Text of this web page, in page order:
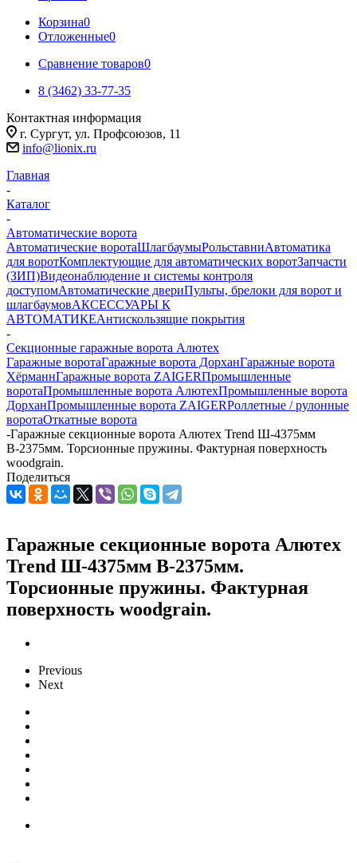
Корзина0
Отложенные0
Сравнение товаров0
8 (3462) 33-77-35
Контактная информация
г. Сургут, ул. Профсоюзов, 11
info@lionix.ru
Главная
-
Каталог
-
Автоматические ворота
Автоматические воротаШлагбаумыРольставниАвтоматика
для воротКомплектующие для автоматических воротЗапчасти
(ЗИП)Видеонаблюдение и системы контроля
доступомАвтоматические двериПульты, брелоки для ворот и
шлагбаумовАКСЕССУАРЫ К
АВТОМАТИКЕАнтискользящие покрытия
-
Секционные гаражные ворота Алютех
Гаражные воротаГаражные ворота ДорханГаражные ворота
ХёрманнГаражные ворота ZAIGERПромышленные
воротаПромышленные ворота АлютехПромышленные ворота
ДорханПромышленные ворота ZAIGERРоллетные / рулонные
воротаОткатные ворота
-Гаражные секционные ворота Алютех Trend Ш-4375мм
В-2375мм. Торсионные пружины. Фактурная поверхность
woodgrain.
Поделиться
Гаражные секционные ворота Алютех
Trend Ш-4375мм В-2375мм.
Торсионные пружины. Фактурная
поверхность woodgrain.
Previous
Next